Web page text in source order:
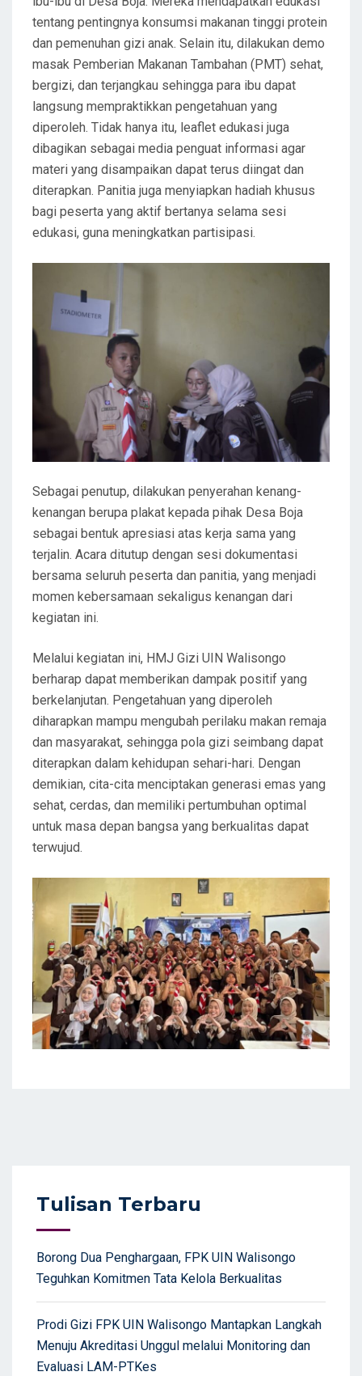
tentang pentingnya konsumsi makanan tinggi protein
dan pemenuhan gizi anak. Selain itu, dilakukan demo
masak Pemberian Makanan Tambahan (PMT) sehat,
bergizi, dan terjangkau sehingga para ibu dapat
langsung mempraktikkan pengetahuan yang
diperoleh. Tidak hanya itu, leaflet edukasi juga
dibagikan sebagai media penguat informasi agar
materi yang disampaikan dapat terus diingat dan
diterapkan. Panitia juga menyiapkan hadiah khusus
bagi peserta yang aktif bertanya selama sesi
edukasi, guna meningkatkan partisipasi.
Sebagai penutup, dilakukan penyerahan kenang-
kenangan berupa plakat kepada pihak Desa Boja
sebagai bentuk apresiasi atas kerja sama yang
terjalin. Acara ditutup dengan sesi dokumentasi
bersama seluruh peserta dan panitia, yang menjadi
momen kebersamaan sekaligus kenangan dari
kegiatan ini.
Melalui kegiatan ini, HMJ Gizi UIN Walisongo
berharap dapat memberikan dampak positif yang
berkelanjutan. Pengetahuan yang diperoleh
diharapkan mampu mengubah perilaku makan remaja
dan masyarakat, sehingga pola gizi seimbang dapat
diterapkan dalam kehidupan sehari-hari. Dengan
demikian, cita-cita menciptakan generasi emas yang
sehat, cerdas, dan memiliki pertumbuhan optimal
untuk masa depan bangsa yang berkualitas dapat
terwujud.
Tulisan Terbaru
Borong Dua Penghargaan, FPK UIN Walisongo
Teguhkan Komitmen Tata Kelola Berkualitas
Prodi Gizi FPK UIN Walisongo Mantapkan Langkah
Menuju Akreditasi Unggul melalui Monitoring dan
Evaluasi LAM-PTKes